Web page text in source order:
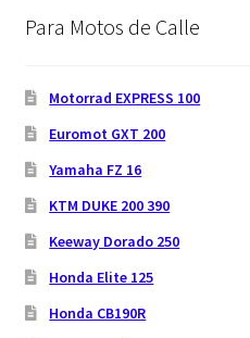
Para Motos de Calle
Motorrad EXPRESS 100
Euromot GXT 200
Yamaha FZ 16
KTM DUKE 200 390
Keeway Dorado 250
Honda Elite 125
Honda CB190R